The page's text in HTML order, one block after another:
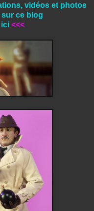
vidéos et photos
ce blog
<<<